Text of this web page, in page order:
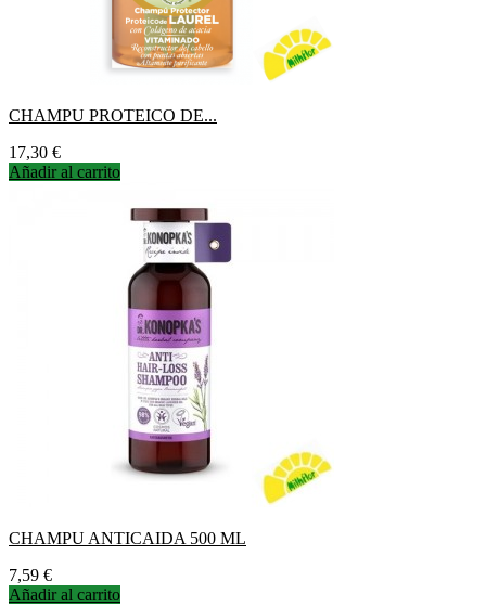
CHAMPU PROTEICO DE...
Precio
17,30 €
Añadir al carrito
CHAMPU ANTICAIDA 500 ML
Precio
7,59 €
Añadir al carrito